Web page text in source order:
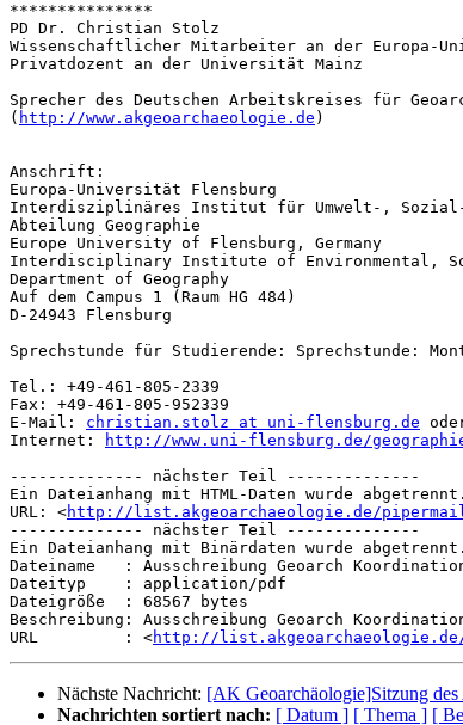
***************
PD Dr. Christian Stolz
Wissenschaftlicher Mitarbeiter an der Europa-
Privatdozent an der Universität Mainz
Sprecher des Deutschen Arbeitskreises für
( http://www.akgeoarchaeologie.de )
Anschrift:
Europa-Universität Flensburg
Interdisziplinäres Institut für Umwelt-, Sozial-
Abteilung Geographie
Europe University of Flensburg, Germany
Interdisciplinary Institute of Environmental,
Department of Geography
Auf dem Campus 1 (Raum HG 484)
D-24943 Flensburg
Sprechstunde für Studierende: Sprechstunde:
Tel.: +49-461-805-2339
Fax: +49-461-805-952339
E-Mail: christian.stolz at uni-flensburg.de
Internet:
http://www.uni-flensburg.de/
-------------- nächster Teil --------------
Ein Dateianhang mit HTML-Daten wurde
URL: <http://list.akgeoarchaeologie.de/pipermail/
-------------- nächster Teil --------------
Ein Dateianhang mit Binärdaten wurde
Dateiname   : Ausschreibung Geoarch
Dateityp    : application/pdf
Dateigröße  : 68567 bytes
Beschreibung: Ausschreibung Geoarch
URL         : <http://list.akgeoarchaeologie.de/
Nächste Nachricht: [AK Geoarchäologie]Sitzung
Nachrichten sortiert nach: [ Datum ] [ Thema ] [